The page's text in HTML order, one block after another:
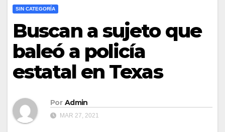
SIN CATEGORÍA
Buscan a sujeto que
baleó a policía
estatal en Texas
Por Admin
MAR 27, 2021